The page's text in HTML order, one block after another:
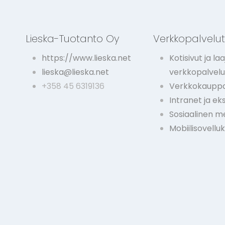
Lieska-Tuotanto Oy
https://www.lieska.net
lieska@lieska.net
+358 45 6319136
Verkkopalvelut
Kotisivut ja
Intranet ja
Sosiaalinen